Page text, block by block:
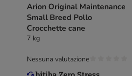
Arion Original Maintenance
Small Breed Pollo
Crocchette cane
7 kg
Nessuna valutazione